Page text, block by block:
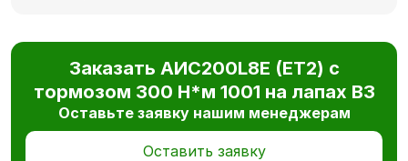
Заказать AИC200L8Е (ET2) с
тормозом 300 Н*м 1001 на лапах В3
Оставьте заявку нашим менеджерам
Оставить заявку